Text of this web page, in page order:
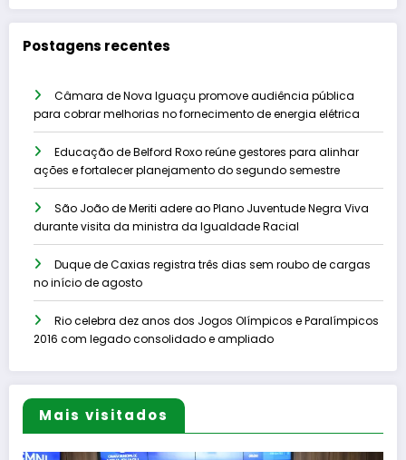
Postagens recentes
Câmara de Nova Iguaçu promove audiência pública
para cobrar melhorias no fornecimento de energia elétrica
Educação de Belford Roxo reúne gestores para alinhar
ações e fortalecer planejamento do segundo semestre
São João de Meriti adere ao Plano Juventude Negra Viva
durante visita da ministra da Igualdade Racial
Duque de Caxias registra três dias sem roubo de cargas
no início de agosto
Rio celebra dez anos dos Jogos Olímpicos e Paralímpicos
2016 com legado consolidado e ampliado
Mais visitados